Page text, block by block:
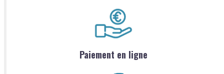
Paiement en ligne